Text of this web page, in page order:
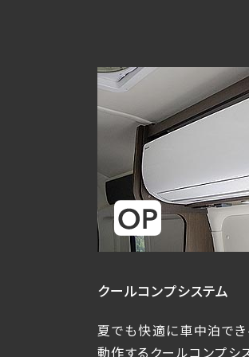
クールコンプシステム
夏でも快適に車中泊でき
動作するクールコンプシ